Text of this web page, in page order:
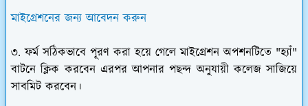
মাইগ্রেশনের জন্য আবেদন করুন
৩. ফর্ম সঠিকভাবে পূরণ করা হয়ে গেলে মাইগ্রেশন অপশনটিতে "হ্যাঁ"
বাটনে ক্লিক করবেন এরপর আপনার পছন্দ অনুযায়ী কলেজ সাজিয়ে
সাবমিট করবেন।